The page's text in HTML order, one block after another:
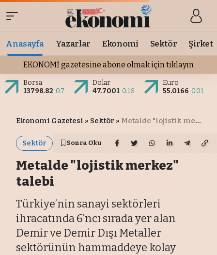
Anasayfa Yazarlar Ekonomi Sektör Şirket
EKONOMİ gazetesine abone olmak için tıklayın
Borsa
13798.82 0.7
Dolar
47.7001 0.16
Euro
55.0166 0.01
Ekonomi Gazetesi » Sektör » Metalde "lojistik merkez" talebi
Sektör Sonra Oku
Metalde "lojistik merkez"
talebi
Türkiye’nin sanayi sektörleri
ihracatında 6’ncı sırada yer alan
Demir ve Demir Dışı Metaller
sektörünün hammaddeye kolay